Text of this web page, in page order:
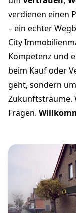
verdienen einen
– ein echter
City
Kompetenz und
beim Kauf oder
geht, sondern
Zukunftsträume.
Fragen.